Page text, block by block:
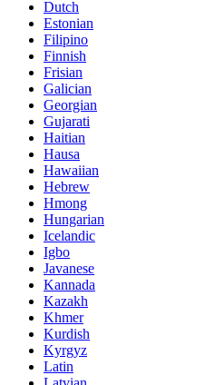
Dutch
Estonian
Filipino
Finnish
Frisian
Galician
Georgian
Gujarati
Haitian
Hausa
Hawaiian
Hebrew
Hmong
Hungarian
Icelandic
Igbo
Javanese
Kannada
Kazakh
Khmer
Kurdish
Kyrgyz
Latin